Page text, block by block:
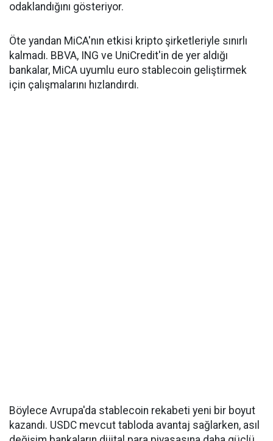
odaklandığını gösteriyor.
Öte yandan MiCA'nın etkisi kripto şirketleriyle sınırlı
kalmadı. BBVA, ING ve UniCredit'in de yer aldığı
bankalar, MiCA uyumlu euro stablecoin geliştirmek
için çalışmalarını hızlandırdı.
Böylece Avrupa'da stablecoin rekabeti yeni bir boyut
kazandı. USDC mevcut tabloda avantaj sağlarken, asıl